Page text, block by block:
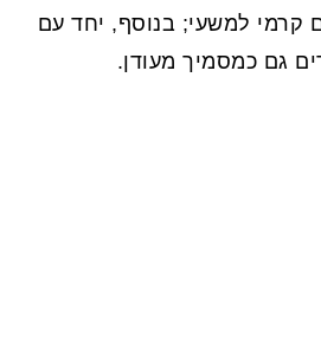
קרמי למשעי; בנוסף, יחד עם
גם כמסמיך מעודן.